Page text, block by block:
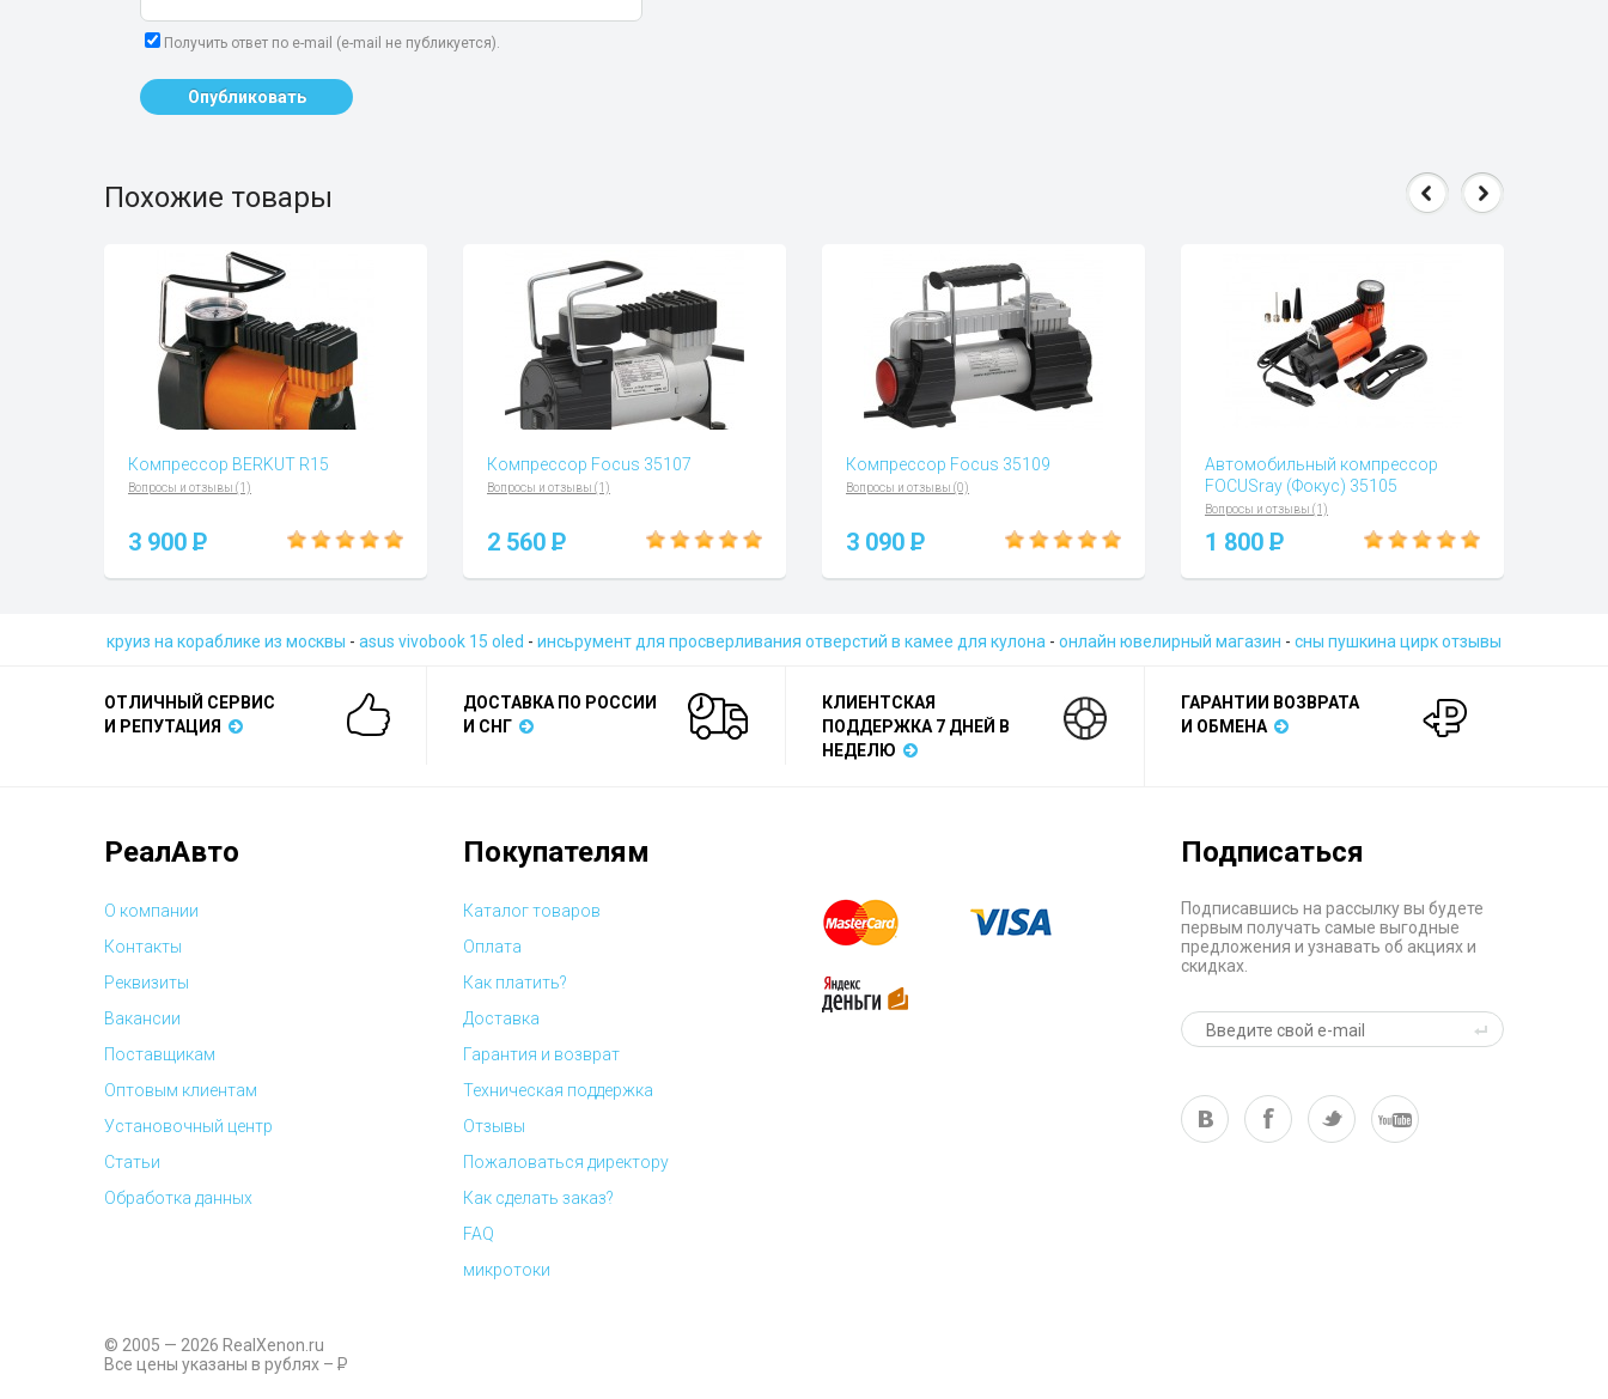
Получить ответ по e-mail (e-mail не публикуется).
Опубликовать
Похожие товары
Компрессор BERKUT R15
Вопросы и отзывы (1)
3 900 P
Компрессор Focus 35107
Вопросы и отзывы (1)
2 560 P
Компрессор Focus 35109
Вопросы и отзывы (0)
3 090 P
Автомобильный компрессор
FOCUSray (Фокус) 35105
Вопросы и отзывы (1)
1 800 P
круиз на кораблике из москвы - asus vivobook 15 oled - инсьрумент для просверливания отверстий в камее для кулона - онлайн ювелирный магазин - сны пушкина цирк отзывы
ОТЛИЧНЫЙ СЕРВИС
И РЕПУТАЦИЯ
ДОСТАВКА ПО РОССИИ
И СНГ
КЛИЕНТСКАЯ
ПОДДЕРЖКА 7 ДНЕЙ В
НЕДЕЛЮ
ГАРАНТИИ ВОЗВРАТА
И ОБМЕНА
РеалАвто
О компании
Контакты
Реквизиты
Вакансии
Поставщикам
Оптовым клиентам
Установочный центр
Статьи
Обработка данных
Покупателям
Каталог товаров
Оплата
Как платить?
Доставка
Гарантия и возврат
Техническая поддержка
Отзывы
Пожаловаться директору
Как сделать заказ?
FAQ
микротоки
Подписаться
Подписавшись на рассылку вы будете
первым получать самые выгодные
предложения и узнавать об акциях и
скидках.
© 2005 — 2026 RealXenon.ru
Все цены указаны в рублях – P